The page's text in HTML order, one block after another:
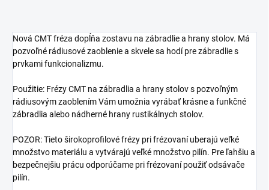
Nová CMT fréza dopĺňa zostavu na zábradlie a hrany stolov. Má
pozvoľné rádiusové zaoblenie a skvele sa hodí pre zábradlie s
prvkami funkcionalizmu.
Použitie: Frézy CMT na zábradlia a hrany stolov s pozvoľným
rádiusovým zaoblením Vám umožnia vyrábať krásne a funkčné
zábradlia alebo nádherné hrany rustikálnych stolov.
POZOR: Tieto širokoprofilové frézy pri frézovaní uberajú veľké
množstvo materiálu a vytvárajú veľké množstvo pilín. Pre ľahšiu a
bezpečnejšiu prácu odporúčame pri frézovaní použiť odsávače
pilín.